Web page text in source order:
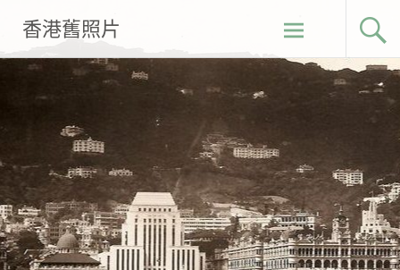
content
香港舊照片